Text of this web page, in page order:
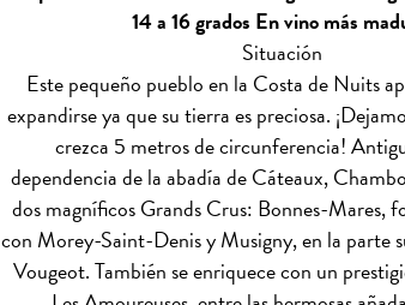
14 a 16 grados En vino más
Situación
Este pequeño pueblo en la Costa de Nuits
expandirse ya que su tierra es preciosa.
crezca 5 metros de circunferencia!
dependencia de la abadía de Cáteaux,
dos magníficos Grands Crus: Bonnes-Mares,
con Morey-Saint-Denis y Musigny, en la parte
Vougeot. También se enriquece con un